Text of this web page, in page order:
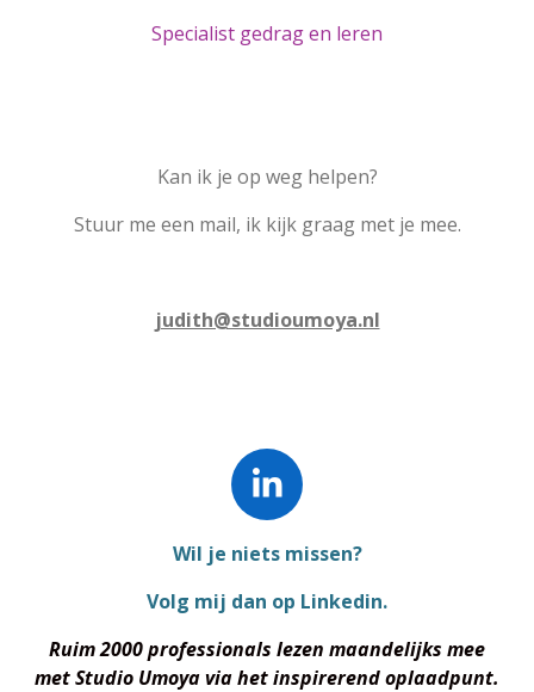
Specialist gedrag en leren
Kan ik je op weg helpen?
Stuur me een mail, ik kijk graag met je mee.
judith@studioumoya.nl
L
i
n
k
e
d
Wil je niets missen?
Volg mij dan op Linkedin.
Ruim 2000 professionals lezen maandelijks mee
metStudio Umoya via het inspirerend oplaadpunt.